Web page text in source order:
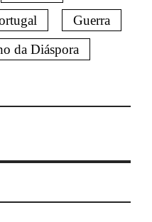
Guerra
da Diáspora